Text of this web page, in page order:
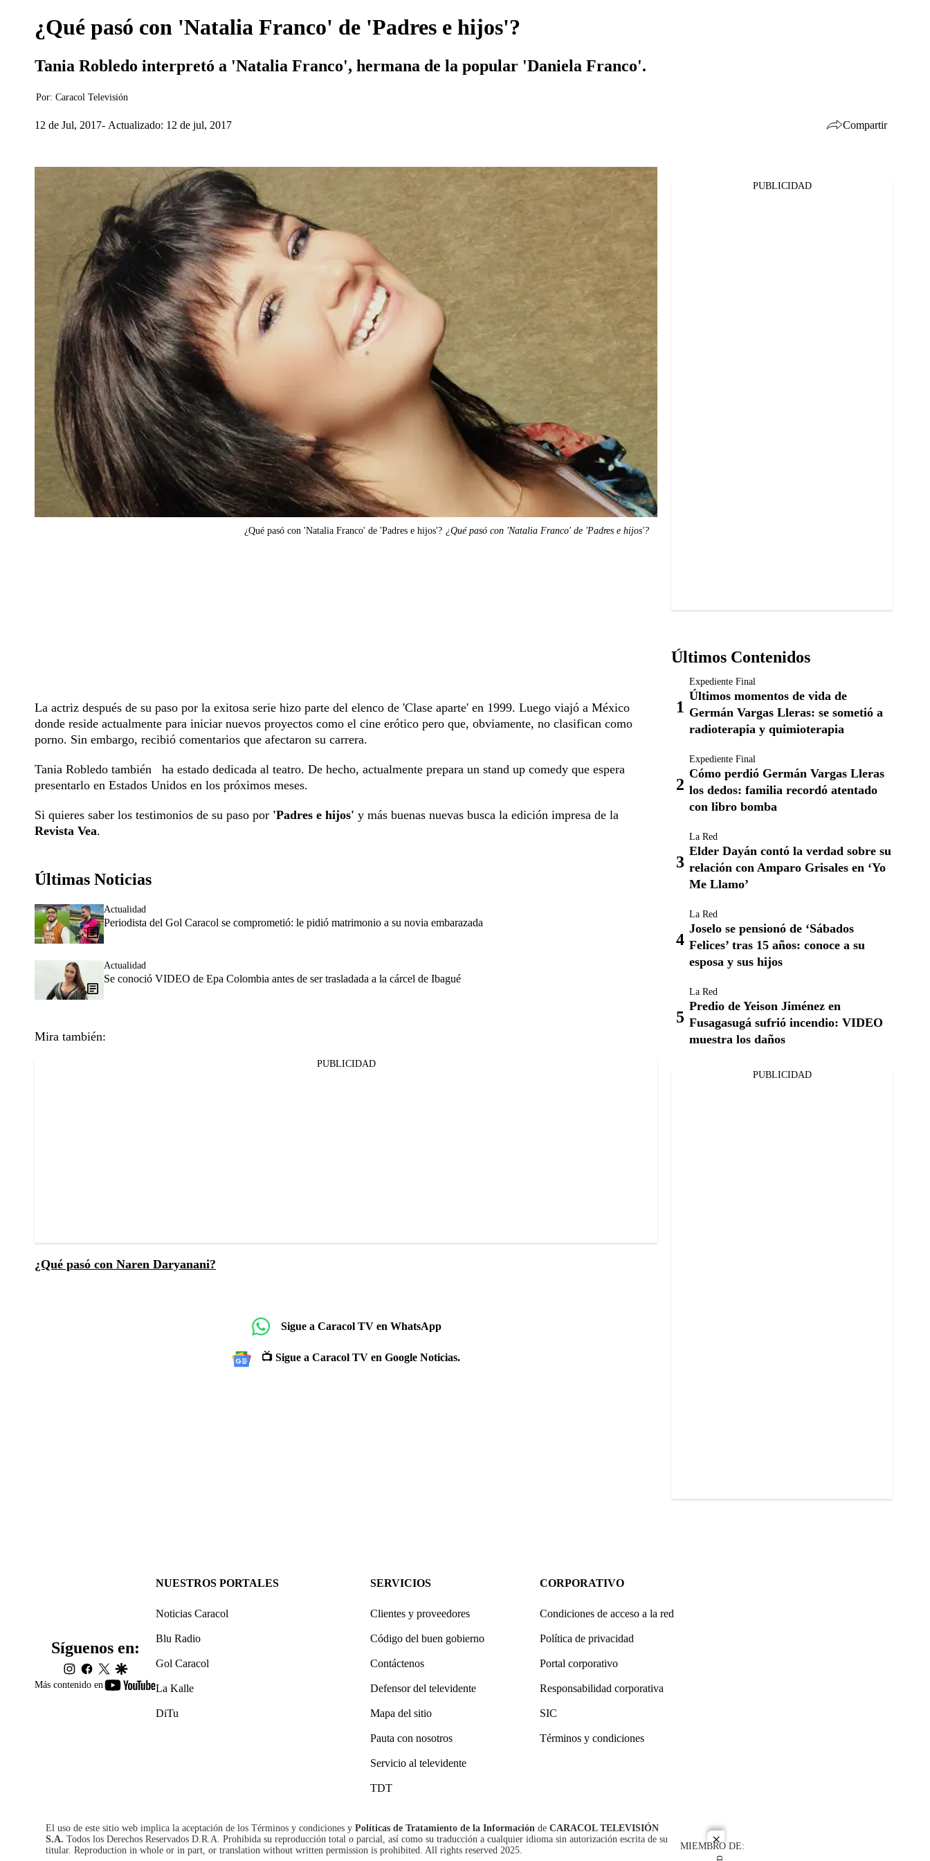
close
¿Qué pasó con 'Natalia Franco' de 'Padres e hijos'?
Tania Robledo interpretó a 'Natalia Franco', hermana de la popular 'Daniela Franco'.
Por: Caracol Televisión
12 de Jul, 2017 Actualizado: 12 de jul, 2017 Compartir
¿Qué pasó con 'Natalia Franco' de 'Padres e hijos'? ¿Qué pasó con 'Natalia Franco' de 'Padres e hijos'?
La actriz después de su paso por la exitosa serie hizo parte del elenco de 'Clase aparte' en 1999. Luego viajó a México
donde reside actualmente para iniciar nuevos proyectos como el cine erótico pero que, obviamente, no clasifican como
porno. Sin embargo, recibió comentarios que afectaron su carrera.
Tania Robledo también ha estado dedicada al teatro. De hecho, actualmente prepara un stand up comedy que espera
presentarlo en Estados Unidos en los próximos meses.
Si quieres saber los testimonios de su paso por 'Padres e hijos' y más buenas nuevas busca la edición impresa de la
Revista Vea.
Últimas Noticias
Actualidad
Periodista del Gol Caracol se comprometió: le pidió matrimonio a su novia embarazada
Actualidad
Se conoció VIDEO de Epa Colombia antes de ser trasladada a la cárcel de Ibagué
Mira también:
PUBLICIDAD
¿Qué pasó con Naren Daryanani?
Sigue a Caracol TV en WhatsApp
📺 Sigue a Caracol TV en Google Noticias.
PUBLICIDAD
Últimos Contenidos
Expediente Final
Últimos momentos de vida de
Germán Vargas Lleras: se sometió a
radioterapia y quimioterapia
Expediente Final
Cómo perdió Germán Vargas Lleras
los dedos: familia recordó atentado
con libro bomba
La Red
Elder Dayán contó la verdad sobre su
relación con Amparo Grisales en ‘Yo
Me Llamo’
La Red
Joselo se pensionó de ‘Sábados
Felices’ tras 15 años: conoce a su
esposa y sus hijos
La Red
Predio de Yeison Jiménez en
Fusagasugá sufrió incendio: VIDEO
muestra los daños
PUBLICIDAD
Más contenido en
youtube-
Síguenos en:
instagram
facebook
twittergoogle
NUESTROS PORTALES
Noticias Caracol
Blu Radio
Gol Caracol
La Kalle
DiTu
SERVICIOS
Clientes y proveedores
Código del buen gobierno
Contáctenos
Defensor del televidente
Mapa del sitio
Pauta con nosotros
Servicio al televidente
TDT
CORPORATIVO
Condiciones de acceso a la red
Política de privacidad
Portal corporativo
Responsabilidad corporativa
SIC
Términos y condiciones
El uso de este sitio web implica la aceptación de los Términos y condiciones y Políticas de Tratamiento de la Información de CARACOL TELEVISIÓN
S.A. Todos los Derechos Reservados D.R.A. Prohibida su reproducción total o parcial, así como su traducción a cualquier idioma sin autorización escrita de su
titular. Reproduction in whole or in part, or translation without written permission is prohibited. All rights reserved 2025.
MIEMBRO DE: